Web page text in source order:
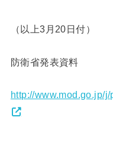
（以上3月20日付）
防衛省発表資料
http://www.mod.go.jp/